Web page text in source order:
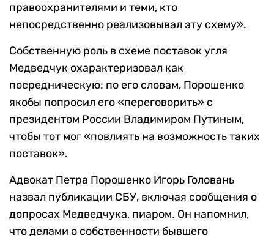
правоохранителями и теми, кто
непосредственно реализовывал эту схему».
Собственную роль в схеме поставок угля
Медведчук охарактеризовал как
посредническую: по его словам, Порошенко
якобы попросил его «переговорить» с
президентом России Владимиром Путиным,
чтобы тот мог «повлиять на возможность таких
поставок».
Адвокат Петра Порошенко Игорь Головань
назвал публикации СБУ, включая сообщения о
допросах Медведчука, пиаром. Он напомнил,
что делами о собственности бывшего